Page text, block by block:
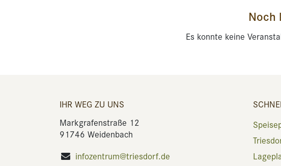
Noch
Es konnte keine
IHR WEG ZU UNS
Markgrafenstraße 12
91746 Weidenbach
infozentrum@triesdorf.de